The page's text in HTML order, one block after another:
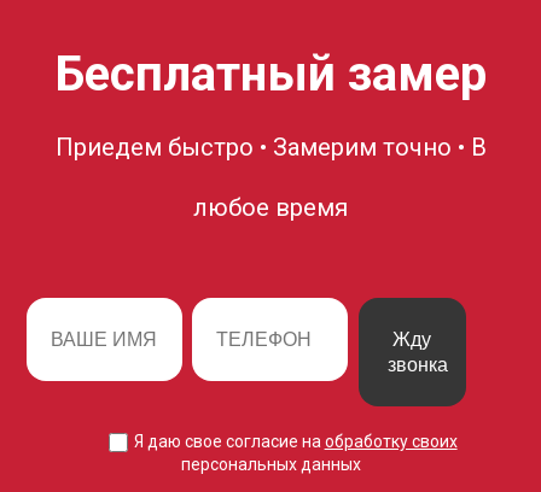
Бесплатный замер
Приедем быстро • Замерим точно • В
любое время
Жду
звонка
Я даю свое согласие на обработку своих
персональных данных